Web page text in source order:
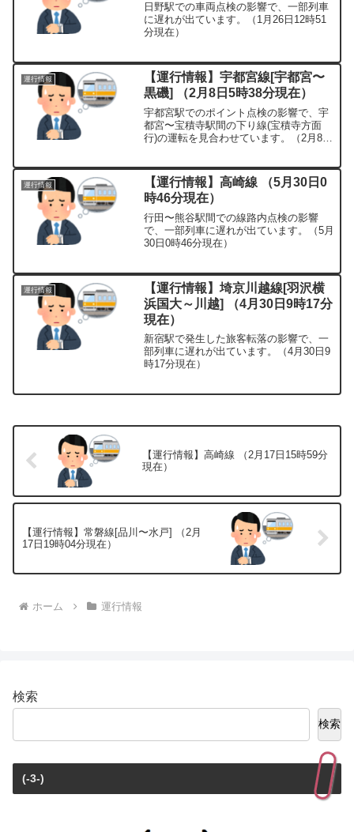
日野駅での車両点検の影響で、一部列車
に遅れが出ています。（1月26日12時51
分現在）
運行情報
【運行情報】宇都宮線[宇都宮〜
黒磯] （2月8日5時38分現在）
宇都宮駅でのポイント点検の影響で、宇
都宮〜宝積寺駅間の下り線(宝積寺方面
行)の運転を見合わせています。（2月8日
運行情報
【運行情報】高崎線 （5月30日0
時46分現在）
行田〜熊谷駅間での線路内点検の影響
で、一部列車に遅れが出ています。（5月
30日0時46分現在）
運行情報
【運行情報】埼京川越線[羽沢横
浜国大～川越] （4月30日9時17分
現在）
新宿駅で発生した旅客転落の影響で、一
部列車に遅れが出ています。（4月30日9
時17分現在）
【運行情報】高崎線 （2月17日15時59分
現在）
【運行情報】常磐線[品川〜水戸] （2月
17日19時04分現在）
ホーム 運行情報
検索
検索
(-3-)